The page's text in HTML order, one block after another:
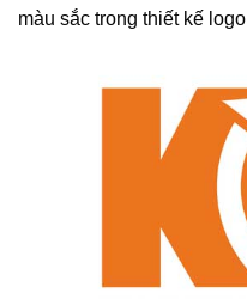
màu sắc trong thiết kế logo